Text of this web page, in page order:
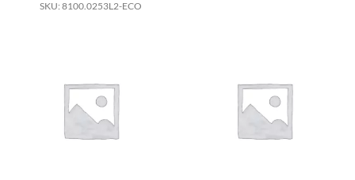
SKU: 8100.0253L2-ECO